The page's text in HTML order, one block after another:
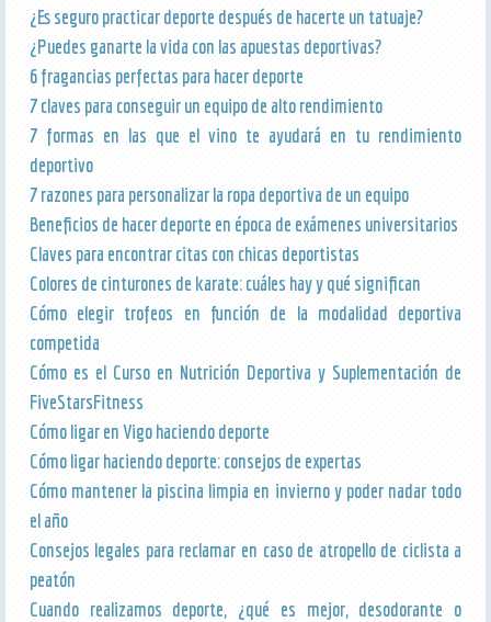
¿Es seguro practicar deporte después de hacerte un tatuaje?
¿Puedes ganarte la vida con las apuestas deportivas?
6 fragancias perfectas para hacer deporte
7 claves para conseguir un equipo de alto rendimiento
7 formas en las que el vino te ayudará en tu rendimiento
deportivo
7 razones para personalizar la ropa deportiva de un equipo
Beneficios de hacer deporte en época de exámenes universitarios
Claves para encontrar citas con chicas deportistas
Colores de cinturones de karate: cuáles hay y qué significan
Cómo elegir trofeos en función de la modalidad deportiva
competida
Cómo es el Curso en Nutrición Deportiva y Suplementación de
FiveStarsFitness
Cómo ligar en Vigo haciendo deporte
Cómo ligar haciendo deporte: consejos de expertas
Cómo mantener la piscina limpia en invierno y poder nadar todo
el año
Consejos legales para reclamar en caso de atropello de ciclista a
peatón
Cuando realizamos deporte, ¿qué es mejor, desodorante o